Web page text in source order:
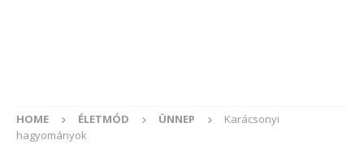
HOME ÉLETMÓD ÜNNEP
Karácsonyi
hagyományok